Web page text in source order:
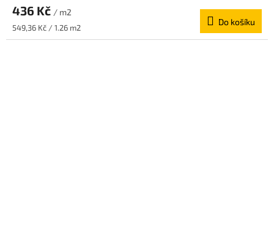
436 Kč / m2
Měrná
cena:
549,36 Kč / 1.26 m2
Do košíku